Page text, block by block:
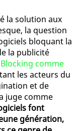
la solution aux
la question
bloquant la
la publicité
comme
les acteurs du
et de
juge comme
font
génération,